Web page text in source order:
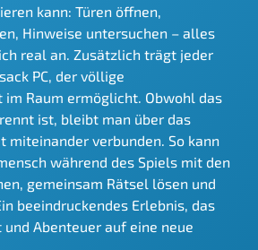
kann: Türen öffnen,
Hinweise untersuchen – alles
real an. Zusätzlich trägt jeder
PC, der völlige
Raum ermöglicht. Obwohl das
ist, bleibt man über das
miteinander verbunden. So kann
während des Spiels mit den
gemeinsam Rätsel lösen und
beeindruckendes Erlebnis, das
und Abenteuer auf eine neue